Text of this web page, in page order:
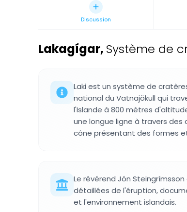
Discussion
Lakagígar, Système de
Laki est un système de
national du Vatnajökull qui
l'Islande à 800 mètres
une longue ligne à travers
cône présentant des formes
Le révérend Jón
détaillées de l'éruption,
et l'environnement islandais.